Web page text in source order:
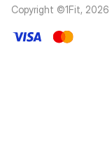
Copyright ©1Fit, 2026